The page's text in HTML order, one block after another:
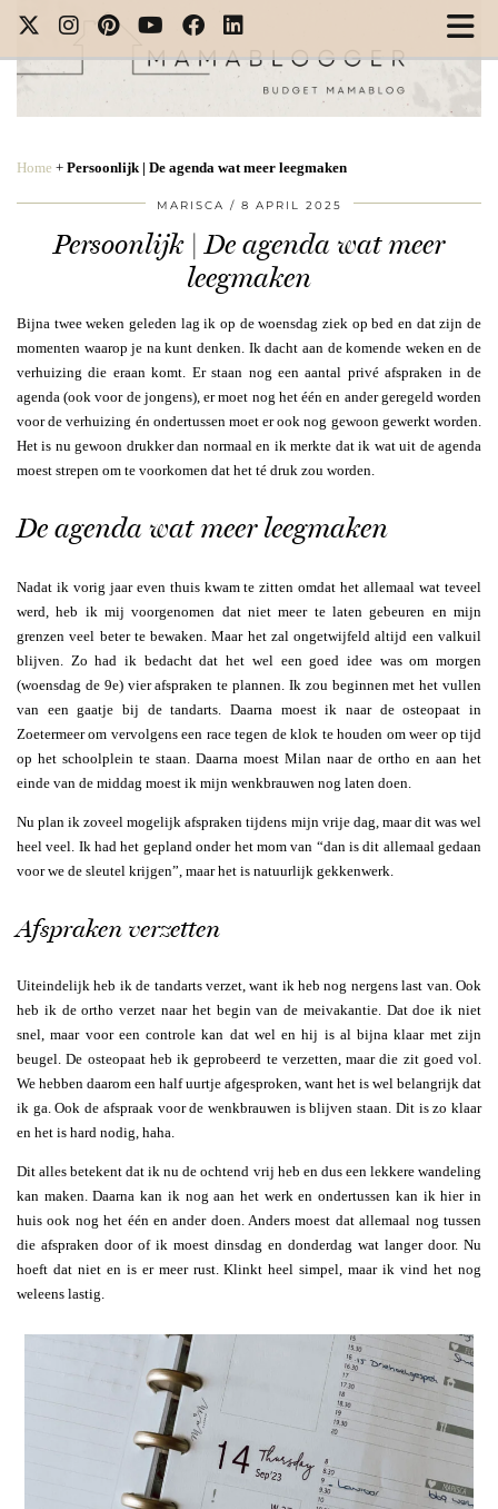
Home + Persoonlijk | De agenda wat meer leegmaken
MARISCA 8 APRIL 2025
Persoonlijk | De agenda wat meer
leegmaken
Bijna twee weken geleden lag ik op de woensdag ziek op bed en dat zijn de
momenten waarop je na kunt denken. Ik dacht aan de komende weken en de
verhuizing die eraan komt. Er staan nog een aantal privé afspraken in de
agenda (ook voor de jongens), er moet nog het één en ander geregeld worden
voor de verhuizing én ondertussen moet er ook nog gewoon gewerkt worden.
Het is nu gewoon drukker dan normaal en ik merkte dat ik wat uit de agenda
moest strepen om te voorkomen dat het té druk zou worden.
De agenda wat meer leegmaken
Nadat ik vorig jaar even thuis kwam te zitten omdat het allemaal wat teveel
werd, heb ik mij voorgenomen dat niet meer te laten gebeuren en mijn
grenzen veel beter te bewaken. Maar het zal ongetwijfeld altijd een valkuil
blijven. Zo had ik bedacht dat het wel een goed idee was om morgen
(woensdag de 9e) vier afspraken te plannen. Ik zou beginnen met het vullen
van een gaatje bij de tandarts. Daarna moest ik naar de osteopaat in
Zoetermeer om vervolgens een race tegen de klok te houden om weer op tijd
op het schoolplein te staan. Daarna moest Milan naar de ortho en aan het
einde van de middag moest ik mijn wenkbrauwen nog laten doen.
Nu plan ik zoveel mogelijk afspraken tijdens mijn vrije dag, maar dit was wel
heel veel. Ik had het gepland onder het mom van “dan is dit allemaal gedaan
voor we de sleutel krijgen”, maar het is natuurlijk gekkenwerk.
Afspraken verzetten
Uiteindelijk heb ik de tandarts verzet, want ik heb nog nergens last van. Ook
heb ik de ortho verzet naar het begin van de meivakantie. Dat doe ik niet
snel, maar voor een controle kan dat wel en hij is al bijna klaar met zijn
beugel. De osteopaat heb ik geprobeerd te verzetten, maar die zit goed vol.
We hebben daarom een half uurtje afgesproken, want het is wel belangrijk dat
ik ga. Ook de afspraak voor de wenkbrauwen is blijven staan. Dit is zo klaar
en het is hard nodig, haha.
Dit alles betekent dat ik nu de ochtend vrij heb en dus een lekkere wandeling
kan maken. Daarna kan ik nog aan het werk en ondertussen kan ik hier in
huis ook nog het één en ander doen. Anders moest dat allemaal nog tussen
die afspraken door of ik moest dinsdag en donderdag wat langer door. Nu
hoeft dat niet en is er meer rust. Klinkt heel simpel, maar ik vind het nog
weleens lastig.